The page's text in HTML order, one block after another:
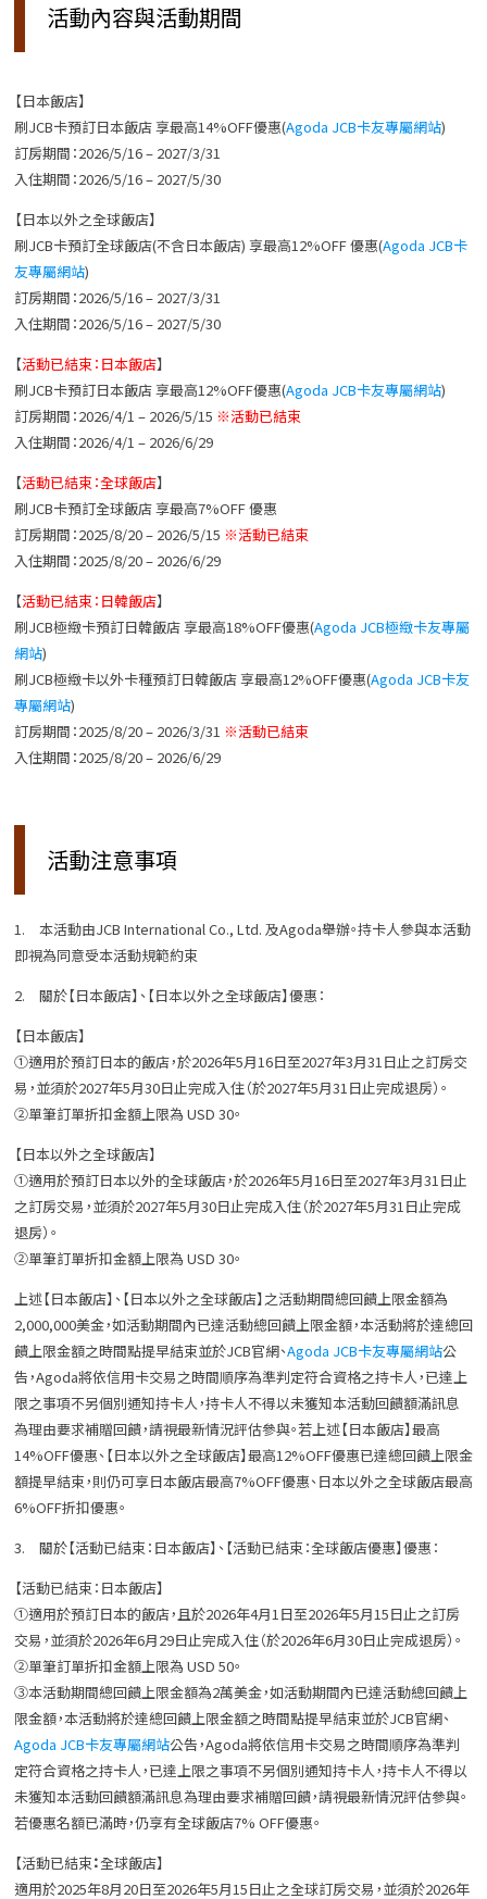
活動內容與活動期間
【日本飯店】
刷JCB卡預訂日本飯店 享最高14%OFF優惠(Agoda JCB卡友專屬網站)
訂房期間：2026/5/16 – 2027/3/31
入住期間：2026/5/16 – 2027/5/30
【日本以外之全球飯店】
刷JCB卡預訂全球飯店(不含日本飯店) 享最高12%OFF優惠(Agoda JCB卡
友專屬網站)
訂房期間：2026/5/16 – 2027/3/31
入住期間：2026/5/16 – 2027/5/30
【活動已結束：日本飯店】
刷JCB卡預訂日本飯店 享最高12%OFF優惠(Agoda JCB卡友專屬網站)
訂房期間：2026/4/1 – 2026/5/15 ※活動已結束
入住期間：2026/4/1 – 2026/6/29
【活動已結束：全球飯店】
刷JCB卡預訂全球飯店 享最高7%OFF 優惠
訂房期間：2025/8/20 – 2026/5/15 ※活動已結束
入住期間：2025/8/20 – 2026/6/29
【活動已結束：日韓飯店】
刷JCB極緻卡預訂日韓飯店 享最高18%OFF優惠(Agoda JCB極緻卡友專屬
網站)
刷JCB極緻卡以外卡種預訂日韓飯店 享最高12%OFF優惠(Agoda JCB卡友
專屬網站)
訂房期間：2025/8/20 – 2026/3/31 ※活動已結束
入住期間：2025/8/20 – 2026/6/29
活動注意事項
1. 本活動由JCB International Co., Ltd. 及Agoda舉辦。持卡人參與本活動
即視為同意受本活動規範約束
2. 關於【日本飯店】、【日本以外之全球飯店】優惠：
【日本飯店】
①適用於預訂日本的飯店，於2026年5月16日至2027年3月31日止之訂房交
易，並須於2027年5月30日止完成入住（於2027年5月31日止完成退房）。
②單筆訂單折扣金額上限為 USD 30。
【日本以外之全球飯店】
①適用於預訂日本以外的全球飯店，於2026年5月16日至2027年3月31日止
之訂房交易，並須於2027年5月30日止完成入住（於2027年5月31日止完成
退房）。
②單筆訂單折扣金額上限為 USD 30。
上述【日本飯店】、【日本以外之全球飯店】之活動期間總回饋上限金額為
2,000,000美金，如活動期間內已達活動總回饋上限金額，本活動將於達總回
饋上限金額之時間點提早結束並於JCB官網、Agoda JCB卡友專屬網站公
告，Agoda將依信用卡交易之時間順序為準判定符合資格之持卡人，已達上
限之事項不另個別通知持卡人，持卡人不得以未獲知本活動回饋額滿訊息
為理由要求補贈回饋，請視最新情況評估參與。若上述【日本飯店】最高
14%OFF優惠、【日本以外之全球飯店】最高12%OFF優惠已達總回饋上限金
額提早結束，則仍可享日本飯店最高7%OFF優惠、日本以外之全球飯店最高
6%OFF折扣優惠。
3. 關於【活動已結束：日本飯店】、【活動已結束：全球飯店優惠】優惠：
【活動已結束：日本飯店】
①適用於預訂日本的飯店，且於2026年4月1日至2026年5月15日止之訂房
交易，並須於2026年6月29日止完成入住（於2026年6月30日止完成退房）。
②單筆訂單折扣金額上限為 USD 50。
③本活動期間總回饋上限金額為2萬美金，如活動期間內已達活動總回饋上
限金額，本活動將於達總回饋上限金額之時間點提早結束並於JCB官網、
Agoda JCB卡友專屬網站公告，Agoda將依信用卡交易之時間順序為準判
定符合資格之持卡人，已達上限之事項不另個別通知持卡人，持卡人不得以
未獲知本活動回饋額滿訊息為理由要求補贈回饋，請視最新情況評估參與。
若優惠名額已滿時，仍享有全球飯店7% OFF優惠。
【活動已結束：全球飯店】
適用於2025年8月20日至2026年5月15日止之全球訂房交易，並須於2026年